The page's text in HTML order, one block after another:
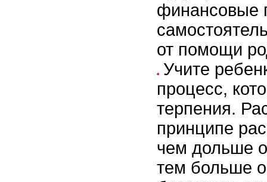
финансовые
от помощи
Учите
процесс,
терпения.
принципе
чем дольше
тем больше